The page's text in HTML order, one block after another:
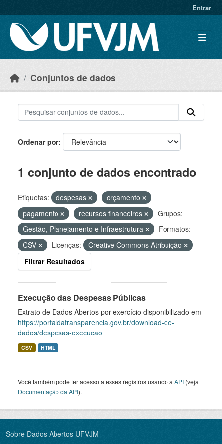
Entrar
Conjuntos de dados
Ordenar por
1 conjunto de dados encontrado
Etiquetas: despesas
orçamento
pagamento
recursos financeiros
Grupos:
Gestão, Planejamento e Infraestrutura
Formatos:
CSV
Licenças:
Creative Commons Atribuição
Filtrar Resultados
Execução das Despesas Públicas
Extrato de Dados Abertos por exercício disponibilizado em
https://portaldatransparencia.gov.br/download-de-
dados/despesas-execucao
CSV HTML
Você também pode ter acesso a esses registros usando a API (veja
Documentação da API).
Sobre Dados Abertos UFVJM